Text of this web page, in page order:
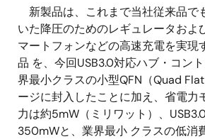
新製品は、これまで当社従来品で
いた降圧のためのレギュレータおよ
マートフォンなどの高速充電を実現
品 を、今回USB3.0対応ハブ・コン
界最小クラスの小型QFN（Quad
ージに封入したことに加え、省電力
力は約5mW（ミリワット）、
350mWと、業界最小 クラスの低消